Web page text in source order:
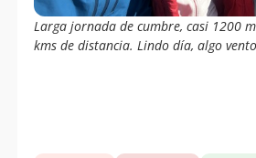
Larga jornada de cumbre, casi 1200
kms de distancia. Lindo día, algo